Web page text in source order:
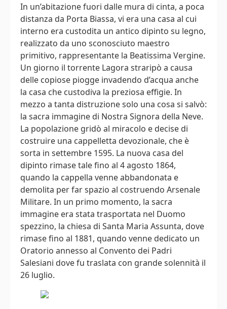
In un’abitazione fuori dalle mura di cinta, a poca
distanza da Porta Biassa, vi era una casa al cui
interno era custodita un antico dipinto su legno,
realizzato da uno sconosciuto maestro
primitivo, rappresentante la Beatissima Vergine.
Un giorno il torrente Lagora straripò a causa
delle copiose piogge invadendo d’acqua anche
la casa che custodiva la preziosa effigie. In
mezzo a tanta distruzione solo una cosa si salvò:
la sacra immagine di Nostra Signora della Neve.
La popolazione gridò al miracolo e decise di
costruire una cappelletta devozionale, che è
sorta in settembre 1595. La nuova casa del
dipinto rimase tale fino al 4 agosto 1864,
quando la cappella venne abbandonata e
demolita per far spazio al costruendo Arsenale
Militare. In un primo momento, la sacra
immagine era stata trasportata nel Duomo
spezzino, la chiesa di Santa Maria Assunta, dove
rimase fino al 1881, quando venne dedicato un
Oratorio annesso al Convento dei Padri
Salesiani dove fu traslata con grande solennità il
26 luglio.